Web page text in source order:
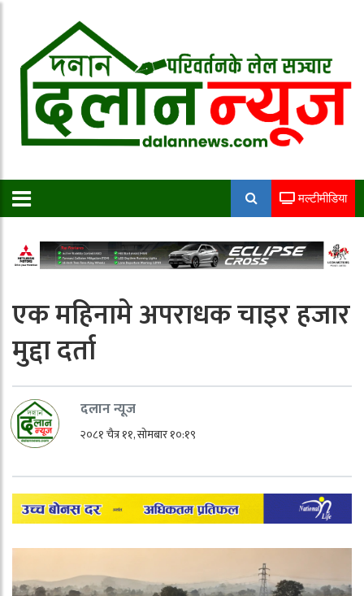
मल्टीमीडिया
एक महिनामे अपराधक चाइर हजार
मुद्दा दर्ता
दलान न्यूज
२०८१ चैत्र ११, सोमबार १०:१९